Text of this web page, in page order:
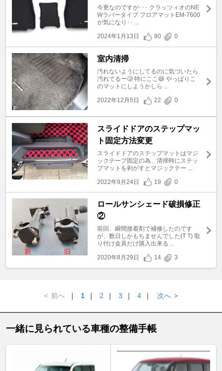
今更なのですが･･･ クラッツィオのNE
Wラバータイプ フロアマットEM-7600
が気になり･･ ...
2024年1月13日
80 0
室内清掃
汚れないようにしてるのに気づいたら
汚れてるー🥲 特にここ😅 やっぱりこ
のマットにしようかしら ...
2022年12月5日
22 0
スライドドアのステップマッ
ト固定方法変更
スライドドアのステップマットはマジ
ックテープ固定の為、清掃時にステッ
プマットを剥がすとマジックテー ...
2022年9月24日
19 0
ロールサンシェード破損修正
②
前回、瞬間接着剤で補修したのです
が、数日しかもちませんでした(T T) 取
り付け金具だけ購入出来る ...
2020年8月29日
14 3
< 前へ ｜ 1 ｜ 2 ｜ 3 ｜ 4 ｜ 次へ >
一緒に見られている車種の整備手帳